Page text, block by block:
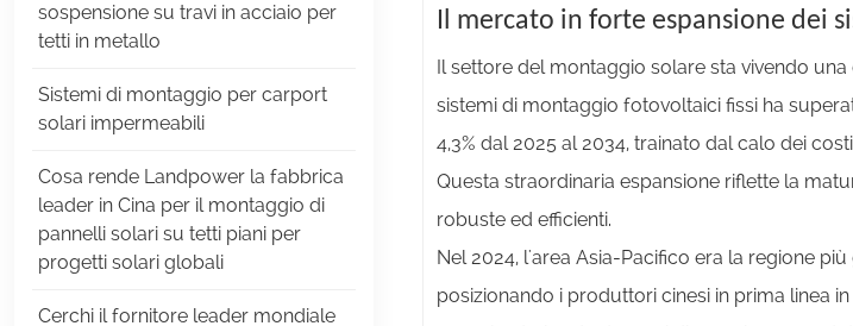
Il mercato in forte espansione dei
Il settore del montaggio solare sta vivendo
sistemi di montaggio fotovoltaici fissi ha
4,3% dal 2025 al 2034, trainato dal calo dei
Questa straordinaria espansione riflette la
robuste ed efficienti.
Nel 2024, l'area Asia-Pacifico era la regione
posizionando i produttori cinesi in prima linea
sospensione su travi in ​​acciaio per
tetti in metallo
Sistemi di montaggio per carport
solari impermeabili
Cosa rende Landpower la fabbrica
leader in Cina per il montaggio di
pannelli solari su tetti piani per
progetti solari globali
Cerchi il fornitore leader mondiale